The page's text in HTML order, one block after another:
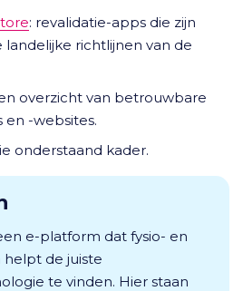
: revalidatie-apps die zijn
landelijke richtlijnen van de
overzicht van betrouwbare
en -websites.
onderstaand kader.
e-platform dat fysio- en
de juiste
te vinden. Hier staan